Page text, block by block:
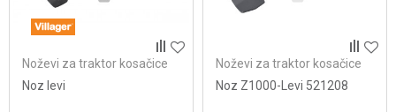
Noževi za traktor kosačice
Noz levi
Noževi za traktor kosačice
Noz Z1000-Levi 521208